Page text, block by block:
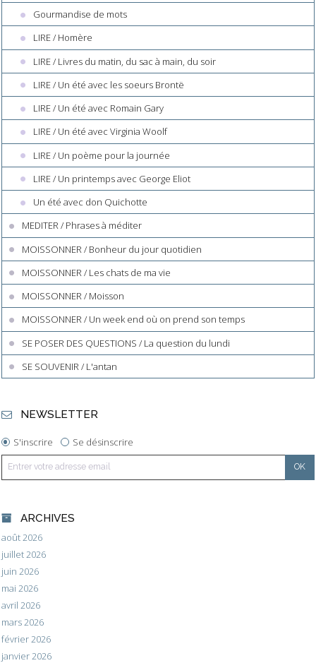
Gourmandise de mots
LIRE / Homère
LIRE / Livres du matin, du sac à main, du soir
LIRE / Un été avec les soeurs Brontë
LIRE / Un été avec Romain Gary
LIRE / Un été avec Virginia Woolf
LIRE / Un poème pour la journée
LIRE / Un printemps avec George Eliot
Un été avec don Quichotte
MEDITER / Phrases à méditer
MOISSONNER / Bonheur du jour quotidien
MOISSONNER / Les chats de ma vie
MOISSONNER / Moisson
MOISSONNER / Un week end où on prend son temps
SE POSER DES QUESTIONS / La question du lundi
SE SOUVENIR / L'antan
NEWSLETTER
S'inscrire Se désinscrire
ARCHIVES
août 2026
juillet 2026
juin 2026
mai 2026
avril 2026
mars 2026
février 2026
janvier 2026